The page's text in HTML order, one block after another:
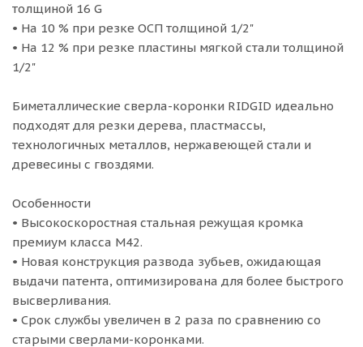
толщиной 16 G
• На 10 % при резке ОСП толщиной 1/2"
• На 12 % при резке пластины мягкой стали толщиной
1/2"
Биметаллические сверла-коронки RIDGID идеально
подходят для резки дерева, пластмассы,
технологичных металлов, нержавеющей стали и
древесины с гвоздями.
Особенности
• Высокоскоростная стальная режущая кромка
премиум класса M42.
• Новая конструкция развода зубьев, ожидающая
выдачи патента, оптимизирована для более быстрого
высверливания.
• Срок службы увеличен в 2 раза по сравнению со
старыми сверлами-коронками.